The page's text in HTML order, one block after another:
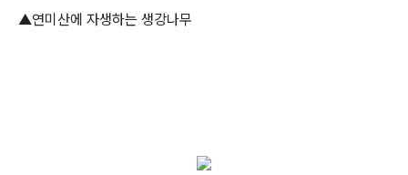
▲연미산에 자생하는 생강나무